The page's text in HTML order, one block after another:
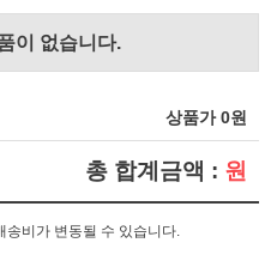
이 없습니다.
상품가 0원
총 합계금액 : 원
송비가 변동될 수 있습니다.